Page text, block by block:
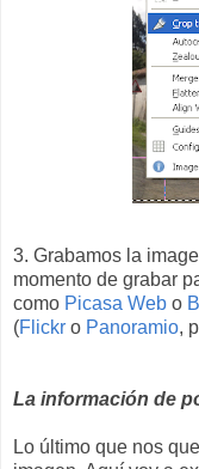
3. Grabamos la
momento de grabar
como Picasa Web o
(Flickr o Panoramio,
La información de
Lo último que nos